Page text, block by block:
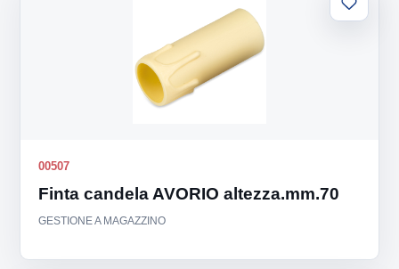
00507
Finta candela AVORIO altezza.mm.70
GESTIONE A MAGAZZINO
Aggiungi
alla